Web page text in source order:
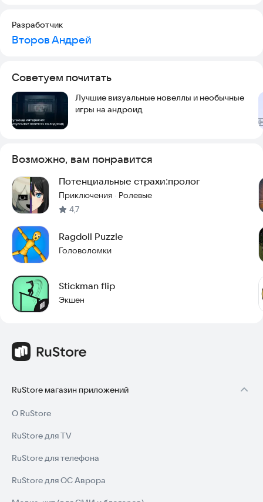
Разработчик
Второв Андрей
Советуем почитать
Лучшие визуальные новеллы и необычные
игры на андроид
Возможно, вам понравится
Потенциальные страхи:пролог
Приключения · Ролевые
4,7
Ragdoll Puzzle
Головоломки
Stickman flip
Экшен
RuStore магазин приложений
О RuStore
RuStore для TV
RuStore для телефона
RuStore для ОС Аврора